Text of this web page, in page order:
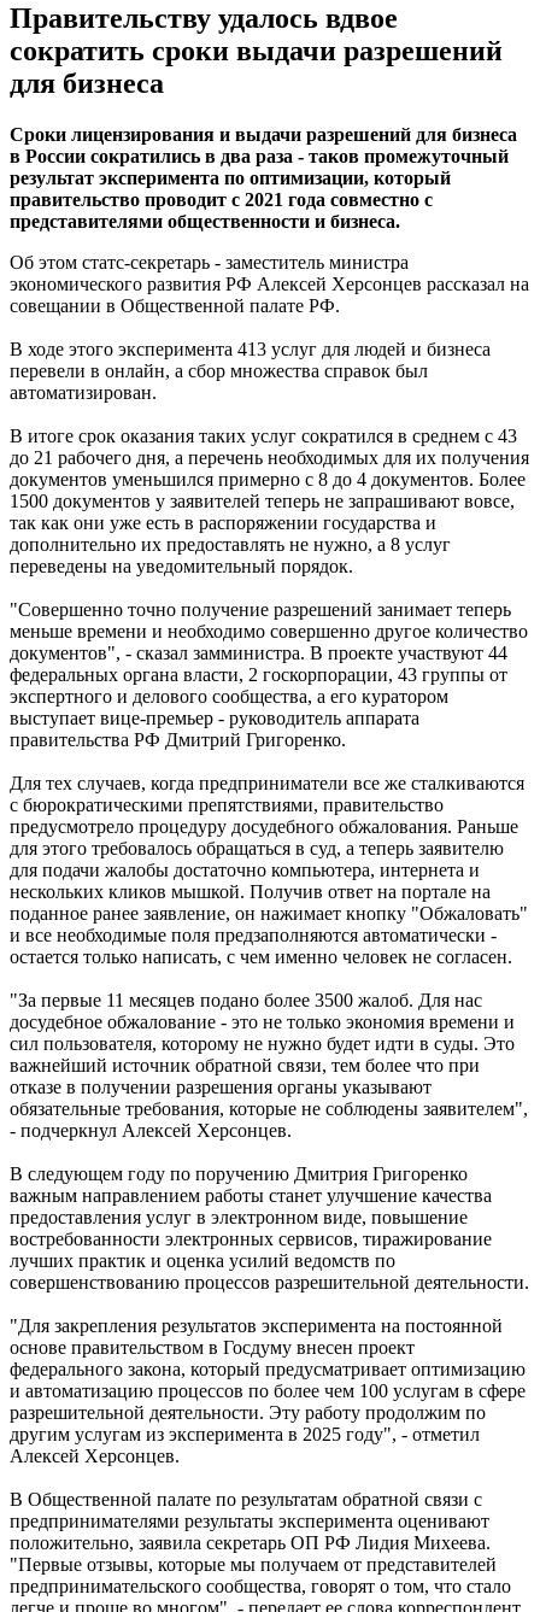
Правительству удалось вдвое
сократить сроки выдачи разрешений
для бизнеса
Сроки лицензирования и выдачи разрешений для бизнеса
в России сократились в два раза - таков промежуточный
результат эксперимента по оптимизации, который
правительство проводит с 2021 года совместно с
представителями общественности и бизнеса.
Об этом статс-секретарь - заместитель министра
экономического развития РФ Алексей Херсонцев рассказал на
совещании в Общественной палате РФ.
В ходе этого эксперимента 413 услуг для людей и бизнеса
перевели в онлайн, а сбор множества справок был
автоматизирован.
В итоге срок оказания таких услуг сократился в среднем с 43
до 21 рабочего дня, а перечень необходимых для их получения
документов уменьшился примерно с 8 до 4 документов. Более
1500 документов у заявителей теперь не запрашивают вовсе,
так как они уже есть в распоряжении государства и
дополнительно их предоставлять не нужно, а 8 услуг
переведены на уведомительный порядок.
"Совершенно точно получение разрешений занимает теперь
меньше времени и необходимо совершенно другое количество
документов", - сказал замминистра. В проекте участвуют 44
федеральных органа власти, 2 госкорпорации, 43 группы от
экспертного и делового сообщества, а его куратором
выступает вице-премьер - руководитель аппарата
правительства РФ Дмитрий Григоренко.
Для тех случаев, когда предприниматели все же сталкиваются
с бюрократическими препятствиями, правительство
предусмотрело процедуру досудебного обжалования. Раньше
для этого требовалось обращаться в суд, а теперь заявителю
для подачи жалобы достаточно компьютера, интернета и
нескольких кликов мышкой. Получив ответ на портале на
поданное ранее заявление, он нажимает кнопку "Обжаловать"
и все необходимые поля предзаполняются автоматически -
остается только написать, с чем именно человек не согласен.
"За первые 11 месяцев подано более 3500 жалоб. Для нас
досудебное обжалование - это не только экономия времени и
сил пользователя, которому не нужно будет идти в суды. Это
важнейший источник обратной связи, тем более что при
отказе в получении разрешения органы указывают
обязательные требования, которые не соблюдены заявителем",
- подчеркнул Алексей Херсонцев.
В следующем году по поручению Дмитрия Григоренко
важным направлением работы станет улучшение качества
предоставления услуг в электронном виде, повышение
востребованности электронных сервисов, тиражирование
лучших практик и оценка усилий ведомств по
совершенствованию процессов разрешительной деятельности.
"Для закрепления результатов эксперимента на постоянной
основе правительством в Госдуму внесен проект
федерального закона, который предусматривает оптимизацию
и автоматизацию процессов по более чем 100 услугам в сфере
разрешительной деятельности. Эту работу продолжим по
другим услугам из эксперимента в 2025 году", - отметил
Алексей Херсонцев.
В Общественной палате по результатам обратной связи с
предпринимателями результаты эксперимента оценивают
положительно, заявила секретарь ОП РФ Лидия Михеева.
"Первые отзывы, которые мы получаем от представителей
предпринимательского сообщества, говорят о том, что стало
легче и проще во многом", - передает ее слова корреспондент